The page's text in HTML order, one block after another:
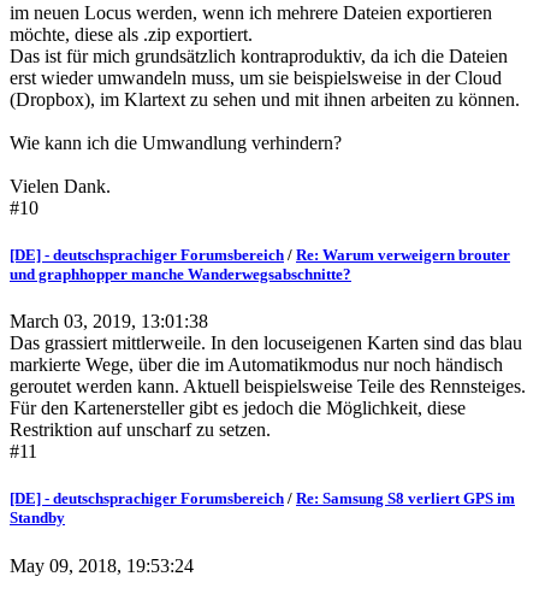
im neuen Locus werden, wenn ich mehrere Dateien exportieren
möchte, diese als .zip exportiert.
Das ist für mich grundsätzlich kontraproduktiv, da ich die Dateien
erst wieder umwandeln muss, um sie beispielsweise in der Cloud
(Dropbox), im Klartext zu sehen und mit ihnen arbeiten zu können.
Wie kann ich die Umwandlung verhindern?
Vielen Dank.
#10
[DE] - deutschsprachiger Forumsbereich / Re: Warum verweigern brouter
und graphhopper manche Wanderwegsabschnitte?
March 03, 2019, 13:01:38
Das grassiert mittlerweile. In den locuseigenen Karten sind das blau
markierte Wege, über die im Automatikmodus nur noch händisch
geroutet werden kann. Aktuell beispielsweise Teile des Rennsteiges.
Für den Kartenersteller gibt es jedoch die Möglichkeit, diese
Restriktion auf unscharf zu setzen.
#11
[DE] - deutschsprachiger Forumsbereich / Re: Samsung S8 verliert GPS im
Standby
May 09, 2018, 19:53:24